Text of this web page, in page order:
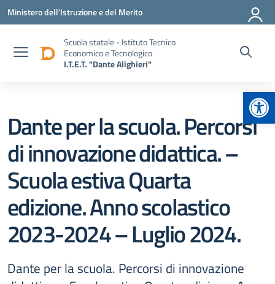
Vai ai contenuti
Vai al menu di navigazione
Vai al footer
Ministero dell'Istruzione e del Merito
Scuola statale - Istituto Tecnico
Economico e Tecnologico
I.T.E.T. "Dante Alighieri"
Dante per la scuola. Percorsi
di innovazione didattica. –
Scuola estiva Quarta
edizione. Anno scolastico
2023-2024 – Luglio 2024.
Dante per la scuola. Percorsi di innovazione